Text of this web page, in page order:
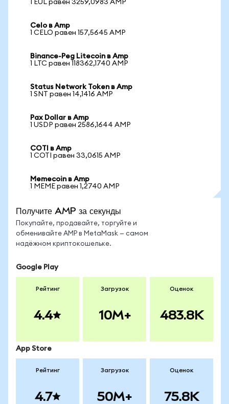
1 EUL равен 3259,0983 AMP
Celo в Amp
1 CELO равен 157,5645 AMP
Binance-Peg Litecoin в Amp
1 LTC равен 118362,1740 AMP
Status Network Token в Amp
1 SNT равен 14,1416 AMP
Pax Dollar в Amp
1 USDP равен 2586,1644 AMP
COTI в Amp
1 COTI равен 33,0615 AMP
Memecoin в Amp
1 MEME равен 1,2740 AMP
Получите AMP за секунды
Покупайте, продавайте, торгуйте и
обменивайте AMP в MetaMask — самом
надёжном криптокошельке.
Google Play
Рейтинг
4.4
Загрузок
10M+
Оценок
483.8K
App Store
Рейтинг
4.7
Загрузок
50M+
Оценок
75.8K